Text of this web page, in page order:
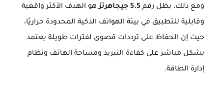
ومع ذلك، يظل رقم 5.5 جيجاهرتز
هو الهدف الأكثر واقعية
وقابلية للتطبيق في بيئة الهواتف الذكية المحدودة حراريًا،
حيث إن الحفاظ على ترددات قصوى لفترات طويلة يعتمد
بشكل مباشر على كفاءة التبريد ومساحة الهاتف ونظام
إدارة الطاقة.